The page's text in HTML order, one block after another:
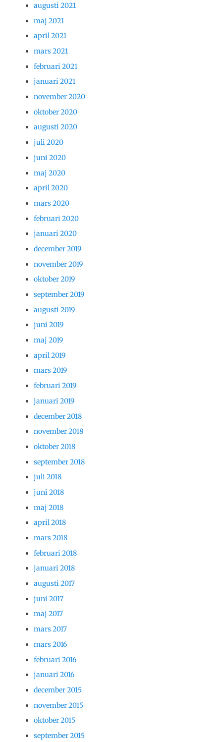
augusti 2021
maj 2021
april 2021
mars 2021
februari 2021
januari 2021
november 2020
oktober 2020
augusti 2020
juli 2020
juni 2020
maj 2020
april 2020
mars 2020
februari 2020
januari 2020
december 2019
november 2019
oktober 2019
september 2019
augusti 2019
juni 2019
maj 2019
april 2019
mars 2019
februari 2019
januari 2019
december 2018
november 2018
oktober 2018
september 2018
juli 2018
juni 2018
maj 2018
april 2018
mars 2018
februari 2018
januari 2018
augusti 2017
juni 2017
maj 2017
mars 2017
mars 2016
februari 2016
januari 2016
december 2015
november 2015
oktober 2015
september 2015